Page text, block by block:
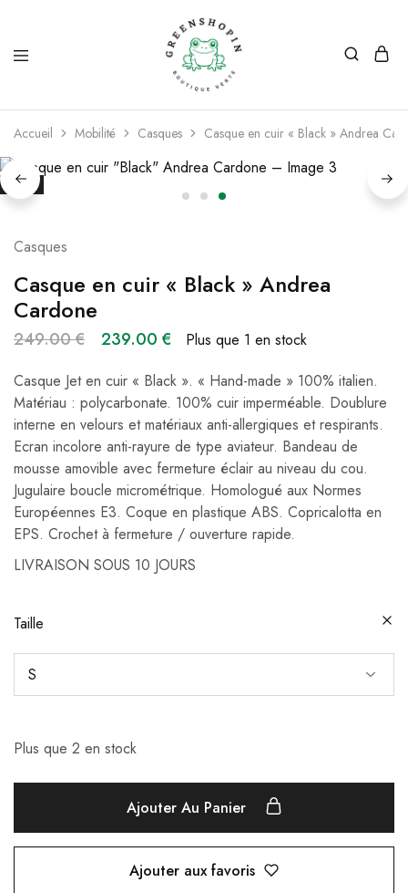
Greenshopin
Boutique
verte
Accueil Mobilité Casques Casque en cuir « Black » Andrea
SALE
Casques
Casque en cuir « Black » Andrea
Cardone
249.00€ 239.00 €
Plus que 1 en stock
Casque Jet en cuir « Black ». « Hand-made » 100% italien.
Matériau : polycarbonate. 100% cuir imperméable. Doublure
interne en velours et matériaux anti-allergiques et respirants.
Ecran incolore anti-rayure de type aviateur. Bandeau de
mousse amovible avec fermeture éclair au niveau du cou.
Jugulaire boucle micrométrique. Homologué aux Normes
Européennes E3. Coque en plastique ABS. Copricalotta en
EPS. Crochet à fermeture / ouverture rapide.
LIVRAISON SOUS 10 JOURS
Taille
Plus que 2 en stock
Ajouter Au Panier
Ajouter aux favoris